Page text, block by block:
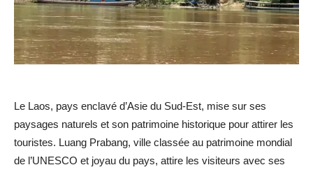
Le Laos, pays enclavé d’Asie du Sud-Est, mise sur ses
paysages naturels et son patrimoine historique pour attirer les
touristes. Luang Prabang, ville classée au patrimoine mondial
de l’UNESCO et joyau du pays, attire les visiteurs avec ses